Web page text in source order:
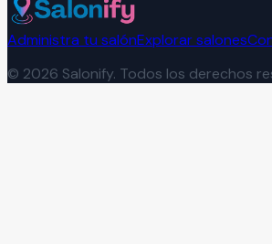
Administra tu salónExplorar salones
© 2026 Salonify. Todos los derechos